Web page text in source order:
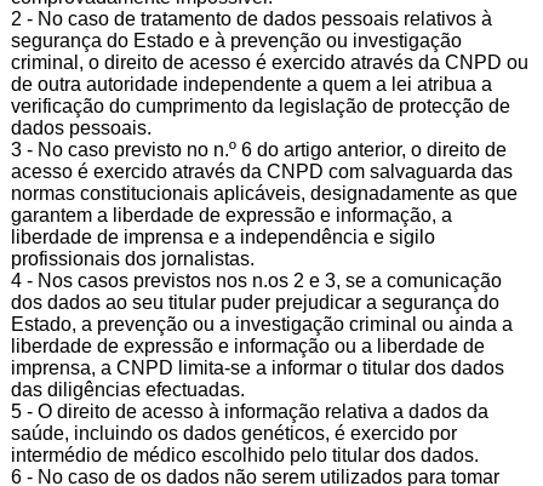
2 - No caso de tratamento de dados pessoais relativos à
segurança do Estado e à prevenção ou investigação
criminal, o direito de acesso é exercido através da CNPD ou
de outra autoridade independente a quem a lei atribua a
verificação do cumprimento da legislação de protecção de
dados pessoais.
3 - No caso previsto no n.º 6 do artigo anterior, o direito de
acesso é exercido através da CNPD com salvaguarda das
normas constitucionais aplicáveis, designadamente as que
garantem a liberdade de expressão e informação, a
liberdade de imprensa e a independência e sigilo
profissionais dos jornalistas.
4 - Nos casos previstos nos n.os 2 e 3, se a comunicação
dos dados ao seu titular puder prejudicar a segurança do
Estado, a prevenção ou a investigação criminal ou ainda a
liberdade de expressão e informação ou a liberdade de
imprensa, a CNPD limita-se a informar o titular dos dados
das diligências efectuadas.
5 - O direito de acesso à informação relativa a dados da
saúde, incluindo os dados genéticos, é exercido por
intermédio de médico escolhido pelo titular dos dados.
6 - No caso de os dados não serem utilizados para tomar